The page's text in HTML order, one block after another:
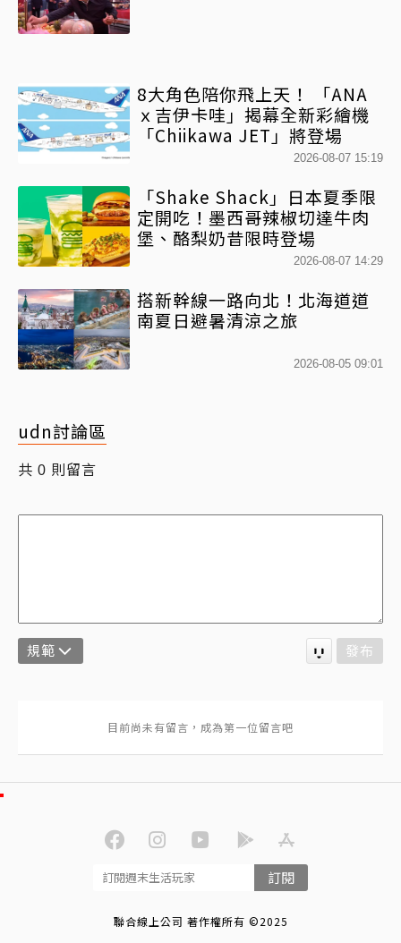
8大角色陪你飛上天！ 「ANA
ｘ吉伊卡哇」揭幕全新彩繪機
「Chiikawa JET」將登場
2026-08-07 15:19
「Shake Shack」日本夏季限
定開吃！墨西哥辣椒切達牛肉
堡、酪梨奶昔限時登場
2026-08-07 14:29
搭新幹線一路向北！北海道道
南夏日避暑清涼之旅
2026-08-05 09:01
udn討論區
共 0 則留言
規範 發布
訂閱
聯合線上公司 著作權所有 ©2025